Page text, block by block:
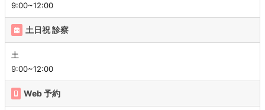
9:00~12:00
土日祝 診察
土
9:00~12:00
Web 予約